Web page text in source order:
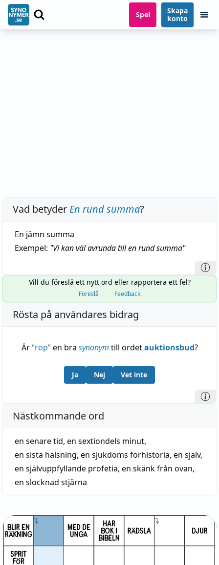
Spel
Skapa
konto
Vad betyder En rund summa?
En jämn summa
Exempel: "Vi kan väl avrunda till en rund summa"
Vill du föreslå ett nytt ord eller rapportera ett fel?
Föreslå Feedback
Rösta på användares bidrag
Är“rop”en bra synonym till ordetauktionsbud?
Ja Nej Vet inte
Nästkommande ord
en senare tid, en sextiondels minut,
en sista hälsning, en sjukdoms förhistoria, en själv,
en självuppfyllande profetia, en skänk från ovan,
en slocknad stjärna